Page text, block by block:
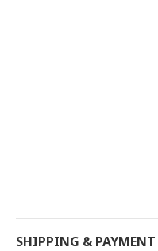
SHIPPING & PAYMENT